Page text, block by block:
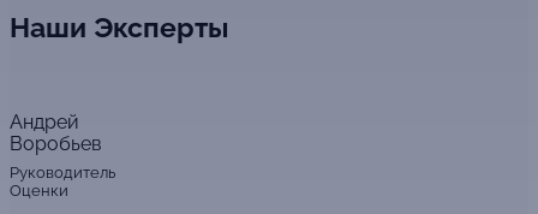
Наши Эксперты
Андрей
Воробьев
Руководитель
Оценки